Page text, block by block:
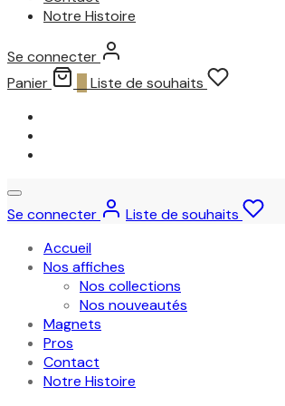
Notre Histoire
Se connecter
Panier
Liste de souhaits
Se connecter
Liste de souhaits
Accueil
Nos affiches
Nos collections
Nos nouveautés
Magnets
Pros
Contact
Notre Histoire